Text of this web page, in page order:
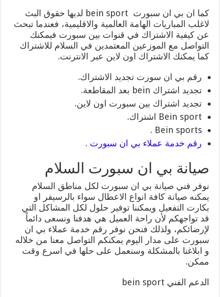
كما ان بي ان سبورت bein sport لديها حقوق البث
لاغلب المباريات الهامة العالمية والاقليمية، فعندما تبحث
عن كيفية الاشتراك في قنوات بين سبورت فيمكنك
التواصل مع الموزعين المعتمدين في السلام للاشتراك
كما يمكنك الاشتراك اون لاين عبر الانترنت.
رقم بي ان سورت تجديد الاشتراك.
تجديد اشتراك bein بعد المقاطعة.
تجديد اشتراك بين سبورت اون لاين.
Bein sport اشتراك.
Bein sports .
رقم خدمة عملاء بي ان سبورت .
صيانة بي ان سبورت السلام
نوفر فني صيانة بي ان سبورت لكل مناطق السلام
يمكنه صيانة كافة انواع الاعطال سواء بالرسيفر او
بكارت التفعيل ويمكننا توفير حلول لكل المشاكل التي
قد تواجهكم لأن راحة العميل هي هدفنا ونسعى دائماً
لإرضائكم، ولذلك فنحن نوفر رقم خدمة عملاء بي ان
سبورت على مدار اليوم يمكنكم التواصل معنا من خلاله
و ابلاغنا بالمشكلة وسنعمل على حلها في اسرع وقت
ممكن.
الدعم الفني bein sport